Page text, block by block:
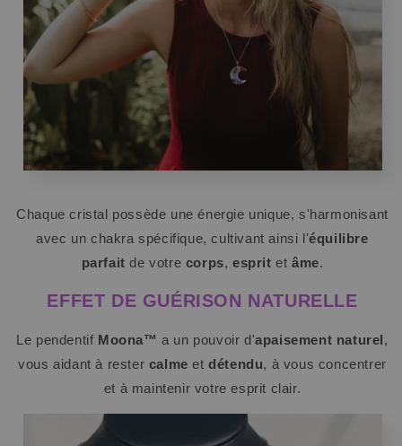
Chaque cristal possède une énergie unique, s'harmonisant
avec un chakra spécifique, cultivant ainsi l'équilibre
parfait de votre corps, esprit et âme.
EFFET DE GUÉRISON NATURELLE
Le pendentif Moona™ a un pouvoir d'apaisement naturel,
vous aidant à rester calme etdétendu, à vous concentrer
et à maintenir votre esprit clair.